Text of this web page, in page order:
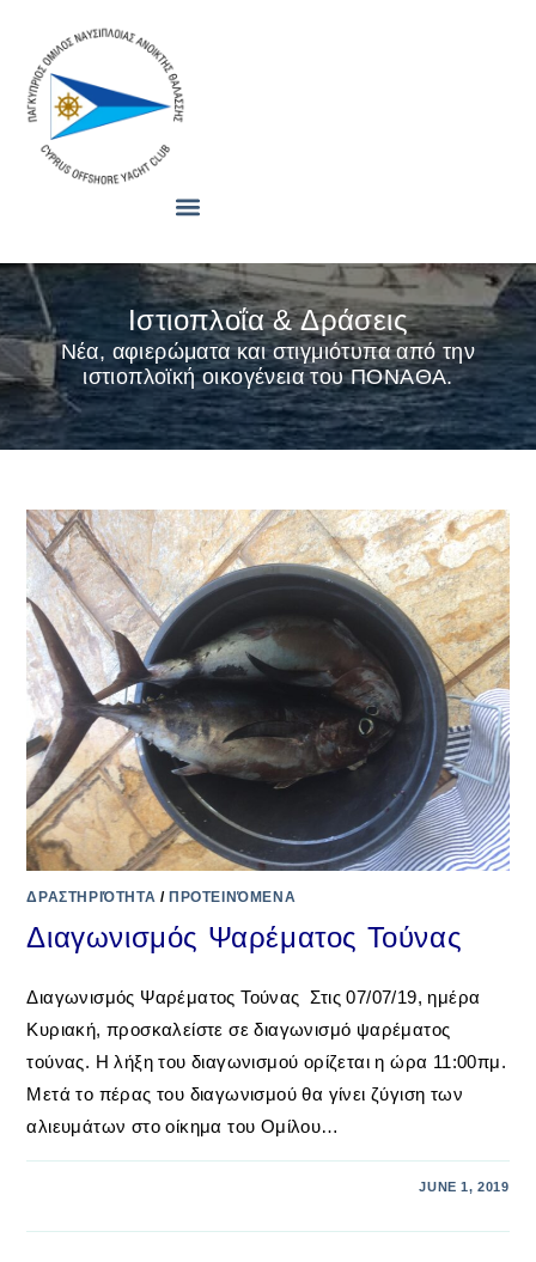
Ιστιοπλοΐα & Δράσεις
Νέα, αφιερώματα και στιγμιότυπα από την
ιστιοπλοϊκή οικογένεια του ΠΟΝΑΘΑ.
ΔΡΑΣΤΗΡΙΌΤΗΤΑ / ΠΡΟΤΕΙΝΌΜΕΝΑ
Διαγωνισμός Ψαρέματος Τούνας
Διαγωνισμός Ψαρέματος Τούνας Στις 07/07/19, ημέρα
Κυριακή, προσκαλείστε σε διαγωνισμό ψαρέματος
τούνας. Η λήξη του διαγωνισμού ορίζεται η ώρα 11:00πμ.
Μετά το πέρας του διαγωνισμού θα γίνει ζύγιση των
αλιευμάτων στο οίκημα του Ομίλου…
JUNE 1, 2019